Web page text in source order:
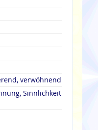
verwöhnend
Sinnlichkeit